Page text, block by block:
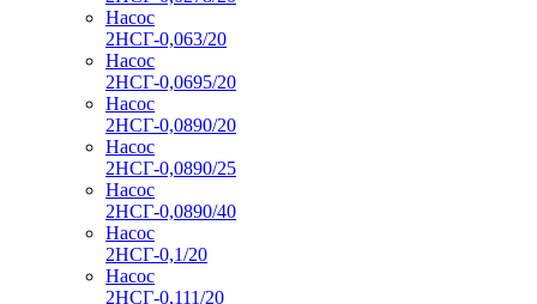
Насос
2НСГ-0,063/20
Насос
2НСГ-0,0695/20
Насос
2НСГ-0,0890/20
Насос
2НСГ-0,0890/25
Насос
2НСГ-0,0890/40
Насос
2НСГ-0,1/20
Насос
2НСГ-0,111/20